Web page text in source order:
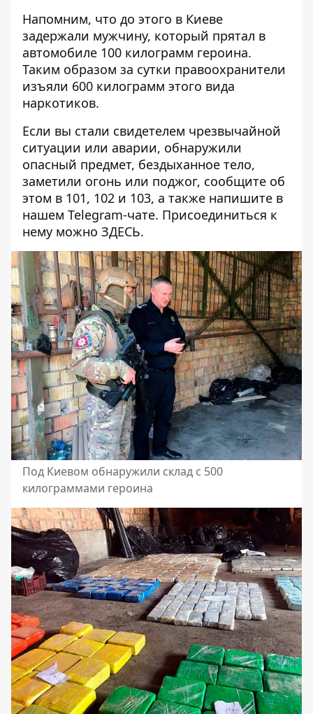
Напомним, что до этого в Киеве
задержали мужчину, который прятал в
автомобиле 100 килограмм героина.
Таким образом за сутки правоохранители
изъяли 600 килограмм этого вида
наркотиков.
Если вы стали свидетелем чрезвычайной
ситуации или аварии, обнаружили
опасный предмет, бездыханное тело,
заметили огонь или поджог, сообщите об
этом в 101, 102 и 103, а также напишите в
нашем Telegram-чате. Присоединиться к
нему можно ЗДЕСЬ.
Под Киевом обнаружили склад с 500
килограммами героина